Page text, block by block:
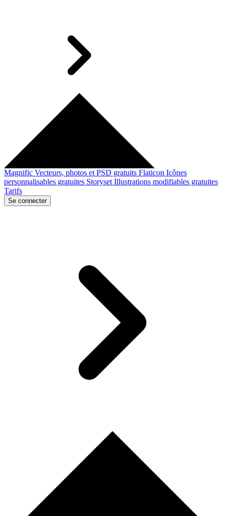
Magnific Vecteurs, photos et PSD gratuits Flaticon Icônes
personnalisables gratuites Storyset Illustrations modifiables gratuites
Tarifs
Se connecter